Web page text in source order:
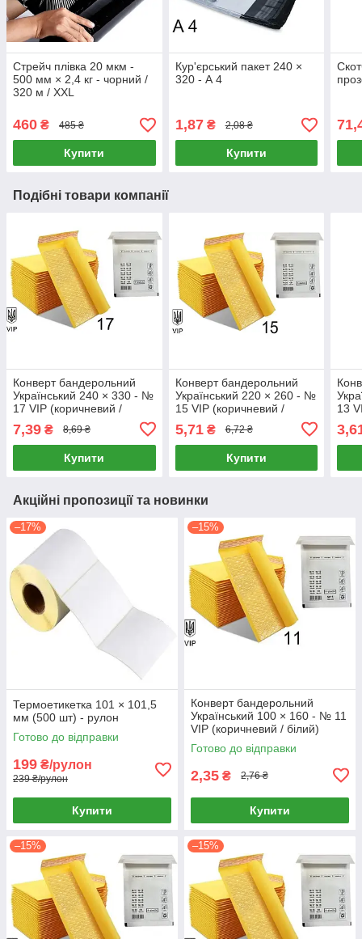
Стрейч плівка 20 мкм -
500 мм × 2,4 кг - чорний /
320 м / XXL
460 ₴ 485 ₴
Купити
Кур'єрський пакет 240 ×
320 - А 4
1,87₴ 2,08 ₴
Купити
Подібні товари компанії
Конверт бандерольний
Український 240 × 330 - №
17 VIP (коричневий /
7,39 ₴ 8,69 ₴
Купити
Конверт бандерольний
Український 220 × 260 - №
15 VIP (коричневий /
5,71₴ 6,72 ₴
Купити
13
Акційні пропозиції та новинки
–17%
Термоетикетка 101 × 101,5
мм (500 шт) - рулон
Готово до відправки
199 ₴/рулон
239 ₴/рулон
Купити
–15%
Конверт бандерольний
Український 100 × 160 - № 11
VIP (коричневий / білий)
Готово до відправки
2,35 ₴ 2,76 ₴
Купити
–15% –15%